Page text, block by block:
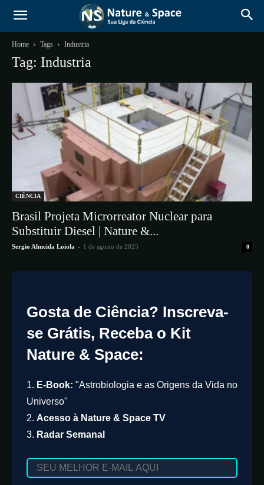
Home Tags Industria
Tag: Industria
CIÊNCIA
Brasil Projeta Microrreator Nuclear para
Substituir Diesel | Nature &...
Sergio Almeida Loiola - 1 de agosto de 2025 0
Gosta de Ciência? Inscreva-
se Grátis, Receba o Kit
Nature & Space:
1. E-Book: "Astrobiologia e as Origens da Vida no
Universo"
2. Acesso à Nature & Space TV
3. Radar Semanal